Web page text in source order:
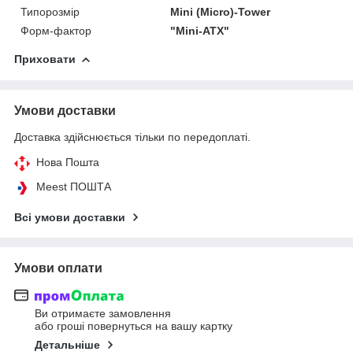
Типорозмір
Mini (Micro)-Tower
Форм-фактор
"Mini-ATX"
Приховати
Умови доставки
Доставка здійснюється тільки по передоплаті.
Нова Пошта
Meest ПОШТА
Всі умови доставки
Умови оплати
Ви отримаєте замовлення
або гроші повернуться на вашу картку
Детальніше